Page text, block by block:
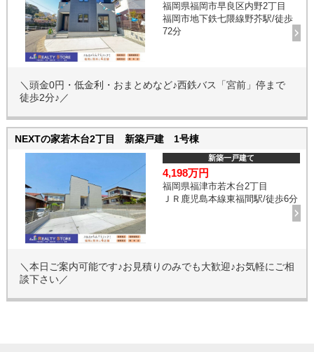
福岡県福岡市早良区内野2丁目
福岡市地下鉄七隈線野芥駅/徒歩
72分
＼頭金0円・低金利・おまとめなど♪西鉄バス「宮前」停まで
徒歩2分♪／
新築一戸建て
4,198万円
福岡県福津市若木台2丁目
ＪＲ鹿児島本線東福間駅/徒歩6分
＼本日ご案内可能です♪お見積りのみでも大歓迎♪お気軽にご相
談下さい／
NEXTの家若木台2丁目 新築戸建 1号棟